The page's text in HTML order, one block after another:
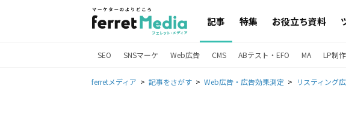
記事 特集 お役立ち資料
SEO SNSマーケ Web広告 CMS ABテスト・EFO MA LP制作
ferretメディア 記事をさがす Web広告・広告効果測定 リスティング